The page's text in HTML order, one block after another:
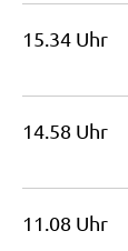
15.34 Uhr
14.58 Uhr
11.08 Uhr